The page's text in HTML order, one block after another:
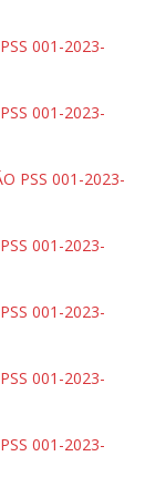
001-2023-
001-2023-
PSS 001-2023-
001-2023-
001-2023-
001-2023-
001-2023-